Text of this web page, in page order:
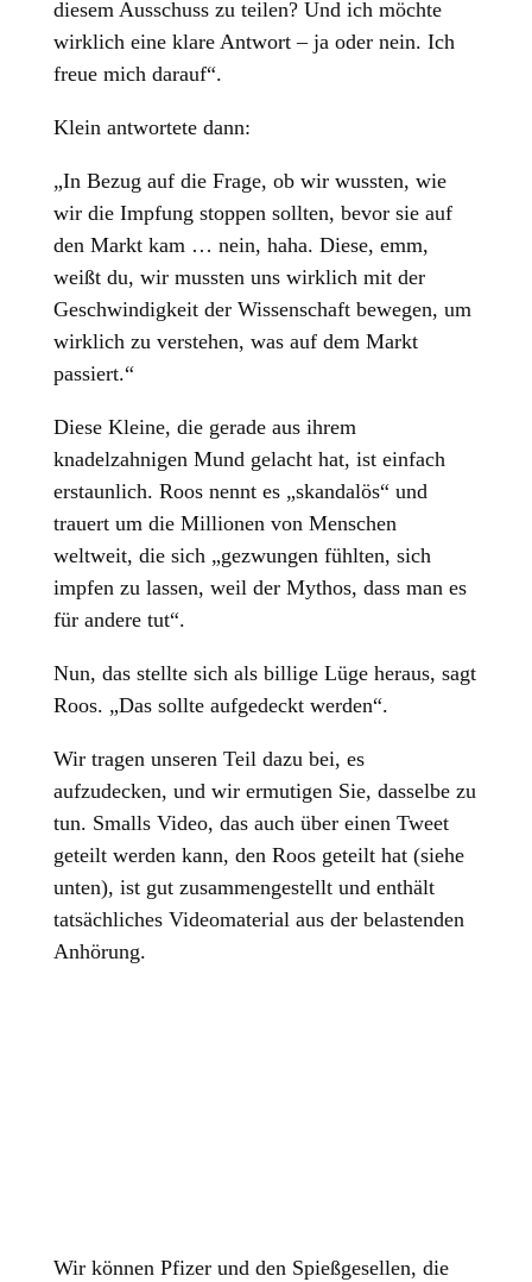
diesem Ausschuss zu teilen? Und ich möchte
wirklich eine klare Antwort – ja oder nein. Ich
freue mich darauf“.
Klein antwortete dann:
„In Bezug auf die Frage, ob wir wussten, wie
wir die Impfung stoppen sollten, bevor sie auf
den Markt kam … nein, haha. Diese, emm,
weißt du, wir mussten uns wirklich mit der
Geschwindigkeit der Wissenschaft bewegen, um
wirklich zu verstehen, was auf dem Markt
passiert.“
Diese Kleine, die gerade aus ihrem
knadelzahnigen Mund gelacht hat, ist einfach
erstaunlich. Roos nennt es „skandalös“ und
trauert um die Millionen von Menschen
weltweit, die sich „gezwungen fühlten, sich
impfen zu lassen, weil der Mythos, dass man es
für andere tut“.
Nun, das stellte sich als billige Lüge heraus, sagt
Roos. „Das sollte aufgedeckt werden“.
Wir tragen unseren Teil dazu bei, es
aufzudecken, und wir ermutigen Sie, dasselbe zu
tun. Smalls Video, das auch über einen Tweet
geteilt werden kann, den Roos geteilt hat (siehe
unten), ist gut zusammengestellt und enthält
tatsächliches Videomaterial aus der belastenden
Anhörung.
Wir können Pfizer und den Spießgesellen, die